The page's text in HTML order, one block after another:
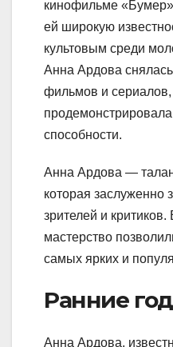
кинофильме
ей широкую
культовым среди
Анна Ардова
фильмов и сериалов,
способности.
Анна Ардова —
которая заслуженно
зрителей и
мастерство
самых ярких и
Ранние
Анна Ардова,